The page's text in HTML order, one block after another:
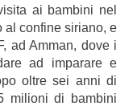
ai bambini nel
al confine siriano, e
ad Amman, dove i
ad imparare e
oltre sei anni di
milioni di bambini